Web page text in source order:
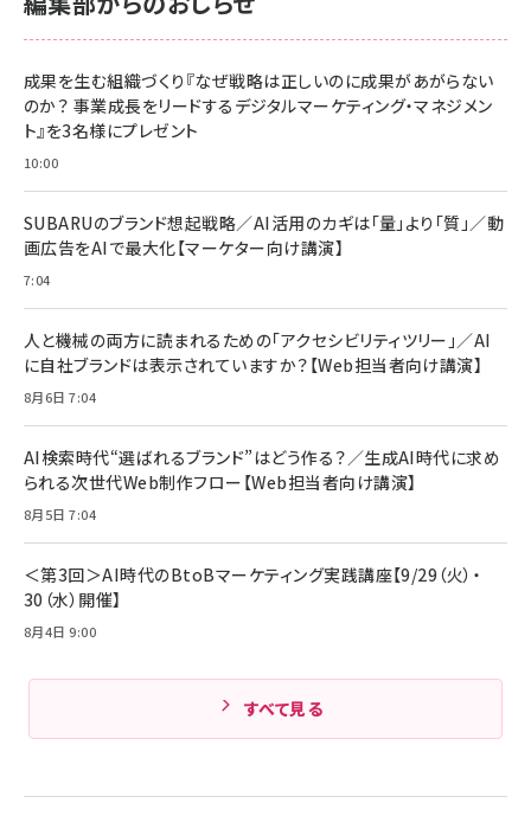
anan(アンアン)2026/06/24号 No.2500増刊
スペシャルエディション[王道エンタメの矜持／
￥1,100
anan(アンアン)2026/07/08号 No.2502[2026
￥880
ママ投資家が育休中に１億貯めた株式投資
組織の成果を最大化する ルールのデザイン
￥1,980
Amazonランキングをもっと見る
NIMASO ガラスフィルム iPhone 17 用 保護フィ
すい ガイド枠付き いPhone17 (6.3インチ) 対応
2枚セット DSP25F1698
￥1,599
￥6,980
全ワイヤレスイヤホン/アクティブノイズキャンセリ
技術基準適合】ブラック
￥5,990
ケーブル Anker絡まないケーブル 240W 結束バン
ド付き USB PD対応 シリコン素材採用 iPhone
17 / 16 / 15 / Galaxy iPad Pro MacBook
Pro/Air 各種対応 (1.8m ミッドナイトブラック)
￥1,890
Amazon eギフトカード - Amazonロゴ - クラ
￥5,000
Anker PowerLine III Flow USB-C & USB-C
Pro/Air 各種対応 (1.8m ミッドナイトブラック)
￥1,890
サッポロ 生ビール 黒ラベル 350ml 缶 24本 ビー
ル ケース買い【6/30応募〆切! 黒ラベルビヤセラー
￥4,857
成果を生む組織づくり『なぜ戦略は正しいのに成果があがらない
のか？ 事業成長をリードするデジタルマーケティング・マネジメン
ト』を3名様にプレゼント
10:00
SUBARUのブランド想起戦略／AI活用のカギは「量」より「質」／動
画広告をAIで最大化【マーケター向け講演】
7:04
人と機械の両方に読まれるための「アクセシビリティツリー」／AI
に自社ブランドは表示されていますか？【Web担当者向け講演】
8月6日 7:04
AI検索時代“選ばれるブランド”はどう作る？／生成AI時代に求め
られる次世代Web制作フロー【Web担当者向け講演】
8月5日 7:04
＜第3回＞AI時代のBtoBマーケティング実践講座【9/29（火）・
30（水）開催】
8月4日 9:00
すべて見る